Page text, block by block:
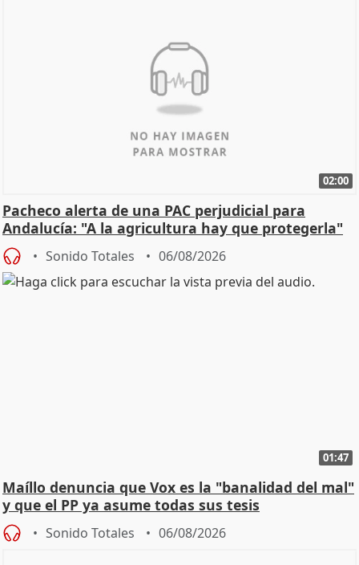
02:00
Pacheco alerta de una PAC perjudicial para
Andalucía: "A la agricultura hay que protegerla"
Sonido Totales 06/08/2026
01:47
Maíllo denuncia que Vox es la "banalidad del mal"
y que el PP ya asume todas sus tesis
Sonido Totales 06/08/2026